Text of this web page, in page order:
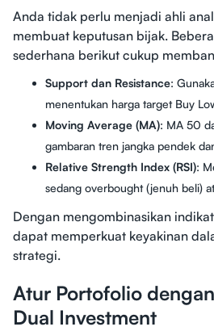
Anda tidak perlu menjadi ahli
membuat keputusan bijak.
sederhana berikut cukup
Support dan Resistance:
menentukan harga target Buy
Moving Average (MA): MA 50
gambaran tren jangka pendek
Relative Strength Index (RSI):
sedang overbought (jenuh beli)
Dengan mengombinasikan
dapat memperkuat keyakinan
strategi.
Atur Portofolio
Dual Investment